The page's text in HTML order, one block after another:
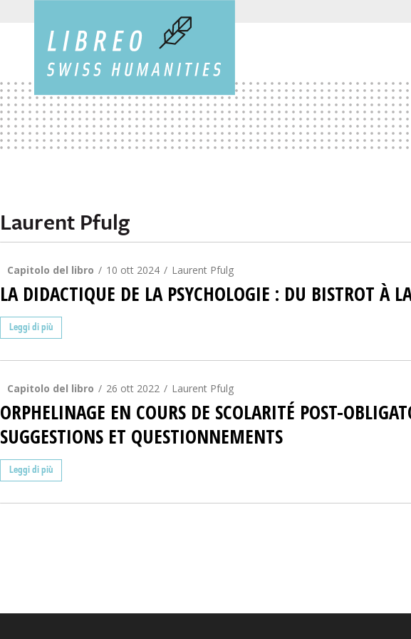
Laurent Pfulg
Capitolo del libro 10 ott 2024 Laurent Pfulg
LA DIDACTIQUE DE LA PSYCHOLOGIE : DU BISTROT À
Leggi di più
Capitolo del libro 26 ott 2022 Laurent Pfulg
ORPHELINAGE EN COURS DE SCOLARITÉ POST-
SUGGESTIONS ET QUESTIONNEMENTS
Leggi di più